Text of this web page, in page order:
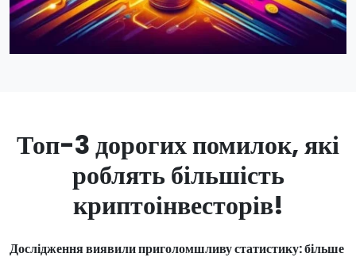
Топ-3 дорогих помилок, які
роблять більшість
криптоінвесторів!
Дослідження виявили приголомшливу статистику: більше